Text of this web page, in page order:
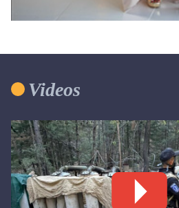
Videos